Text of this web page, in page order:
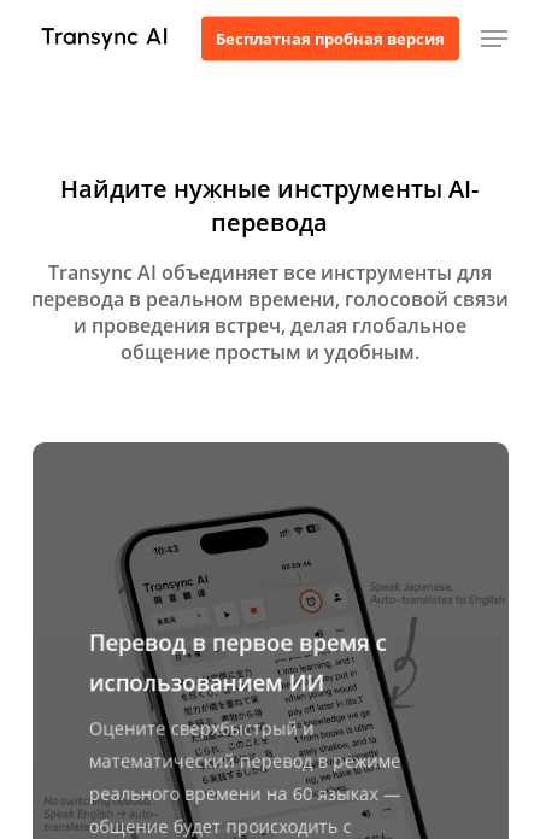
Бесплатная пробная версия
Найдите нужные инструменты AI-
перевода
Transync AI объединяет все инструменты для
перевода в реальном времени, голосовой связи
и проведения встреч, делая глобальное
общение простым и удобным.
Узнать
Перевод в первое время с
использованием ИИ
Оцените сверхбыстрый и
математический перевод в режиме
реального времени на 60 языках —
общение будет происходить с